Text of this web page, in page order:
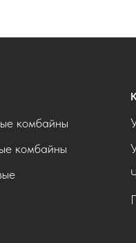
комбайны
комбайны